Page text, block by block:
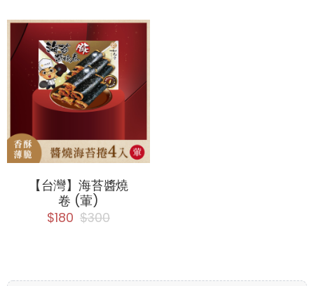
【台灣】海苔醬燒
卷 (葷)
$180 $300